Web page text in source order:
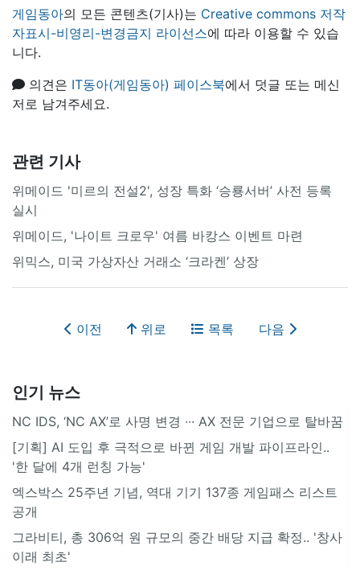
게임동아의 모든 콘텐츠(기사)는 Creative commons 저작
자표시-비영리-변경금지 라이선스에 따라 이용할 수 있습
니다.
의견은 IT동아(게임동아) 페이스북에서 덧글 또는 메신
저로 남겨주세요.
관련 기사
위메이드 '미르의 전설2', 성장 특화 ‘승룡서버’ 사전 등록
실시
위메이드, '나이트 크로우' 여름 바캉스 이벤트 마련
위믹스, 미국 가상자산 거래소 ‘크라켄’ 상장
이전 위로 목록 다음
인기 뉴스
NC IDS, ‘NC AX’로 사명 변경 ∙∙∙ AX 전문 기업으로 탈바꿈
[기획] AI 도입 후 극적으로 바뀐 게임 개발 파이프라인..
'한 달에 4개 런칭 가능'
엑스박스 25주년 기념, 역대 기기 137종 게임패스 리스트
공개
그라비티, 총 306억 원 규모의 중간 배당 지급 확정.. '창사
이래 최초'